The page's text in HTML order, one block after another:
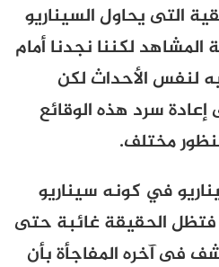
التى يحاول السيناريو
لكننا نجدنا أمام
لنفس الأحداث لكن
إعادة سرد هذه الوقائع
مختلف.
في كونه سيناريو
فتظل الحقيقة غائبة حتى
فى آخره المفاجأة بأن